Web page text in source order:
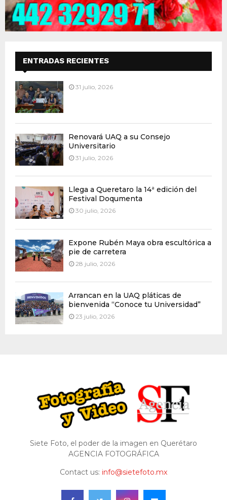
ENTRADAS RECIENTES
31 julio, 2026
Renovará UAQ a su Consejo
Universitario
31 julio, 2026
Llega a Queretaro la 14ª edición del
Festival Doqumenta
30 julio, 2026
Expone Rubén Maya obra escultórica a
pie de carretera
28 julio, 2026
Arrancan en la UAQ pláticas de
bienvenida “Conoce tu Universidad”
23 julio, 2026
Siete Foto, el poder de la imagen en Querétaro
AGENCIA FOTOGRÁFICA
Contact us: info@sietefoto.mx